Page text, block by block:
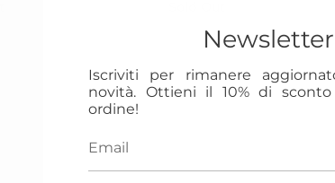
Newsletter
Iscriviti per rimanere
novità. Ottieni il 10% di
ordine!